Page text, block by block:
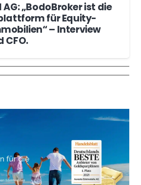
„BodoBroker ist die
für Equity-
– Interview
CFO.